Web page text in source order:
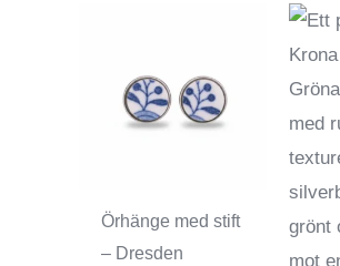
Örhänge med stift
– Dresden